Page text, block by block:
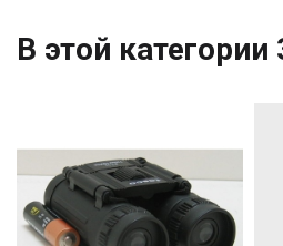
В этой категории